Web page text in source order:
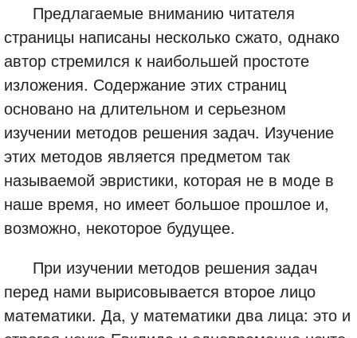
Предлагаемые вниманию читателя
страницы написаны несколько сжато, однако
автор стремился к наибольшей простоте
изложения. Содержание этих страниц
основано на длительном и серьезном
изучении методов решения задач. Изучение
этих методов является предметом так
называемой эвристики, которая не в моде в
наше время, но имеет большое прошлое и,
возможно, некоторое будущее.
При изучении методов решения задач
перед нами вырисовывается второе лицо
математики. Да, у математики два лица: это и